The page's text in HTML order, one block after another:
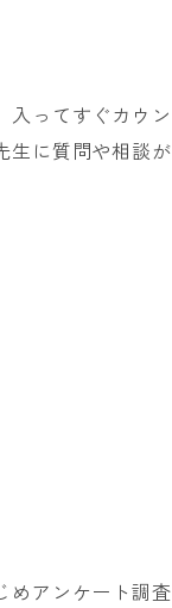
入ってすぐカウン
生に質問や相談が
めアンケート調査